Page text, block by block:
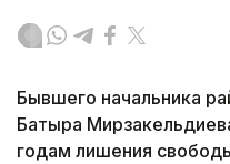
Бывшего начальника
Батыра
годам лишения